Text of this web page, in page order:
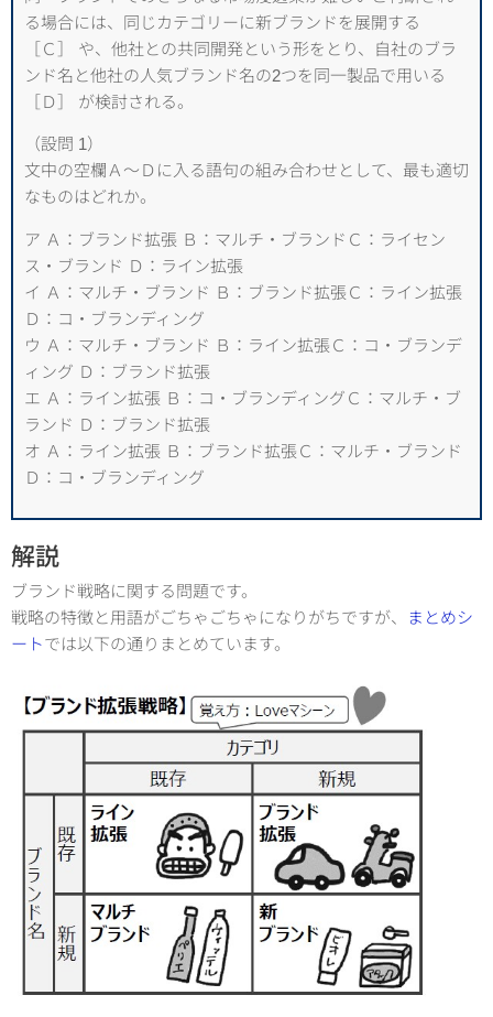
る場合には、同じカテゴリーに新ブランドを展開する
［Ｃ］ や、他社との共同開発という形をとり、自社のブラ
ンド名と他社の人気ブランド名の2つを同一製品で用いる
［Ｄ］ が検討される。
（設問 1）
文中の空欄Ａ〜Ｄに入る語句の組み合わせとして、最も適切
なものはどれか。
ア Ａ：ブランド拡張 Ｂ：マルチ・ブランドＣ：ライセン
ス・ブランド Ｄ：ライン拡張
イ Ａ：マルチ・ブランド Ｂ：ブランド拡張Ｃ：ライン拡張
Ｄ：コ・ブランディング
ウ Ａ：マルチ・ブランド Ｂ：ライン拡張Ｃ：コ・ブランデ
ィング Ｄ：ブランド拡張
エ Ａ：ライン拡張 Ｂ：コ・ブランディングＣ：マルチ・ブ
ランド Ｄ：ブランド拡張
オ Ａ：ライン拡張 Ｂ：ブランド拡張Ｃ：マルチ・ブランド
Ｄ：コ・ブランディング
解説
ブランド戦略に関する問題です。
戦略の特徴と用語がごちゃごちゃになりがちですが、
まとめシ
ートでは以下の通りまとめています。